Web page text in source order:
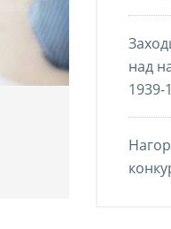
над
1939-